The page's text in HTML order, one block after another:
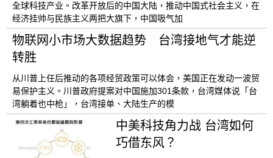
全球科技产业。改革开放后的中国大陆，推动中国式社会主义，在
经济挂帅与民族主义两把大旗下，中国吸气加
物联网小市场大数据趋势 台湾接地气才能逆
转胜
从川普上任后推动的各项经贸政策可以体会，美国正在发动一波贸
易保护主义。川普政府提案对中国施加301条款，台湾媒体说「台
湾躺着也中枪」，台湾接单、大陆生产的模
中美科技角力战 台湾如何
巧借东风？